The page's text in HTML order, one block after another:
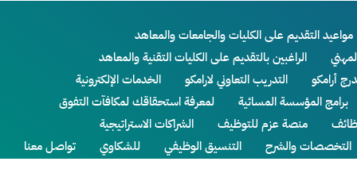
مواعيد التقديم على الكليات والجامعات والمعاهد
الراغبين بالتقديم على الكليات التقنية والمعاهد
أرامكو
التدريب التعاوني لارامكو
الخدمات الإلكترونية
برامج المؤسسة المسائية
لمعرفة استحقاقك لمكافآت التفوق
منصة عزم للتوظيف
الشراكات الاستراتيجية
التخصصات والشرح
التنسيق الوظيفي للشكاوي تواصل معنا